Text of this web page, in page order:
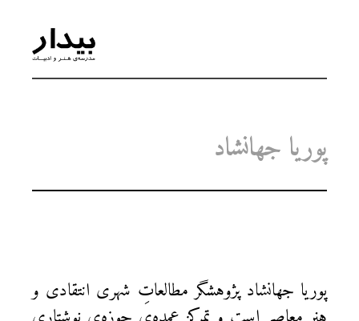
پوریا جهانشاد
پوریا جهانشاد پژوهشگر مطالعاتِ شهری انتقادی و